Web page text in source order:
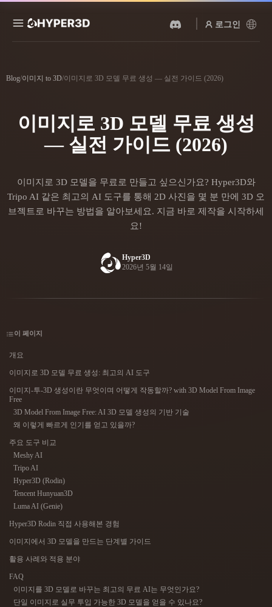
로그인
Rodin ChatAvatar
기능
이미지를 3D로
사진을 업로드하면 3D 오브
젝트를 바로 받아보세요.
텍스트를 3D로
텍스트 프롬프트를 3D 오브
젝트로 — 즉시 변환.
영상을 만드세요.
비주얼을 생성하세요.
API
우리의 크리에이티브 AI를
앱이나 워크플로에 연결하세
요금
리소스
커뮤니티
3D Printing Animation
Development
Design
Metaverse Jewelry Design
Engineering
플러그인
Blender
Godot
스타일
Blog/이미지 to 3D/이미지로 3D 모델 무료 생성 — 실전 가이드 (2026)
이미지로 3D 모델 무료 생성
— 실전 가이드 (2026)
이미지로 3D 모델을 무료로 만들고 싶으신가요? Hyper3D와
Tripo AI 같은 최고의 AI 도구를 통해 2D 사진을 몇 분 만에 3D 오
브젝트로 바꾸는 방법을 알아보세요. 지금 바로 제작을 시작하세
요!
Hyper3D
2026년 5월 14일
이 페이지
개요
이미지로 3D 모델 무료 생성: 최고의 AI 도구
이미지-투-3D 생성이란 무엇이며 어떻게 작동할까? with 3D Model From Image
Free
3D Model From Image Free: AI 3D 모델 생성의 기반 기술
왜 이렇게 빠르게 인기를 얻고 있을까?
주요 도구 비교
Meshy AI
Tripo AI
Hyper3D (Rodin)
Tencent Hunyuan3D
Luma AI (Genie)
Hyper3D Rodin 직접 사용해본 경험
이미지에서 3D 모델을 만드는 단계별 가이드
활용 사례와 적용 분야
FAQ
이미지를 3D 모델로 바꾸는 최고의 무료 AI는 무엇인가요?
단일 이미지로 실무 투입 가능한 3D 모델을 얻을 수 있나요?